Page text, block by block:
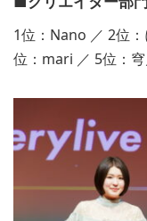
1位：Nano ／ 2位
位：mari ／ 5位：